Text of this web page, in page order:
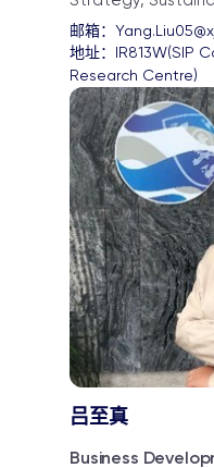
邮箱：
地址： IR813W(SIP
Research Centre)
吕至真
Business